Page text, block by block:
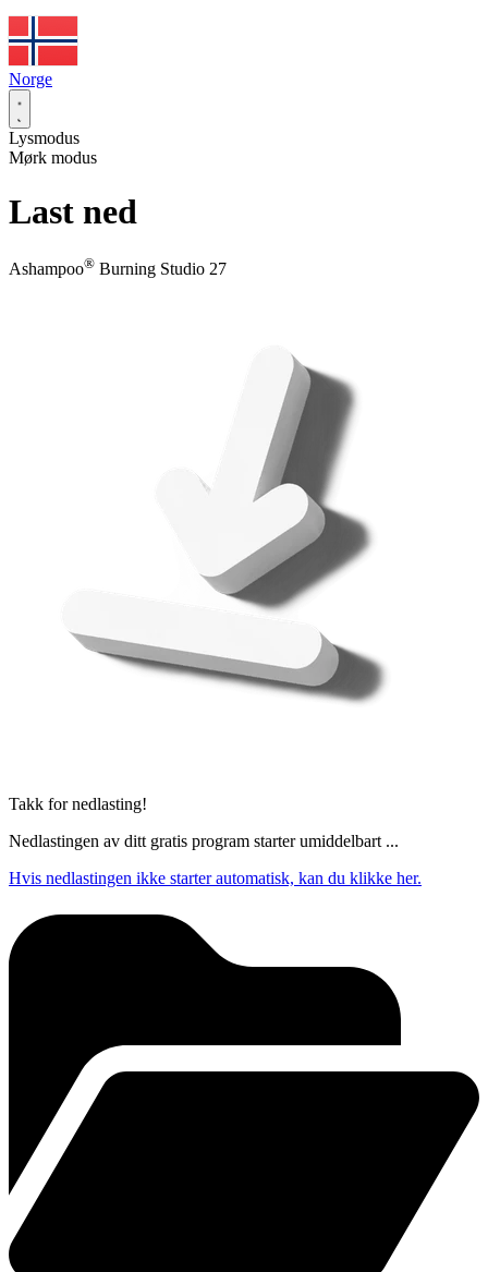
Norge
Lysmodus
Mørk modus
Last ned
Ashampoo® Burning Studio 27
Takk for nedlasting!
Nedlastingen av ditt gratis program starter umiddelbart ...
Hvis nedlastingen ikke starter automatisk, kan du klikke her.